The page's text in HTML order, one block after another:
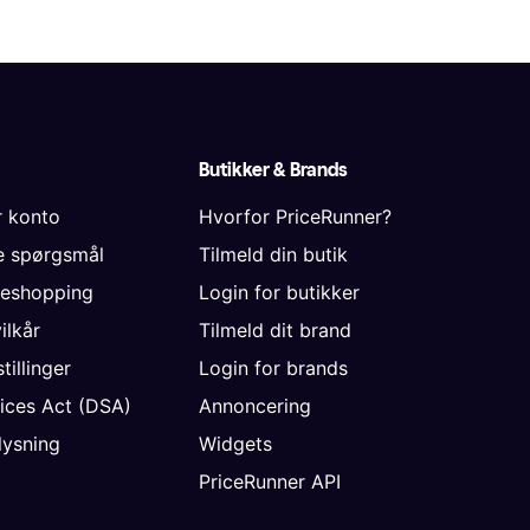
konto
spørgsmål
Act (DSA)
Butikker & Brands
Hvorfor PriceRunner?
Tilmeld din butik
Login for butikker
Tilmeld dit brand
Login for brands
Annoncering
Widgets
PriceRunner API